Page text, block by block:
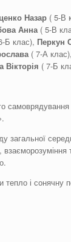
Назар ( 5-В
Анна ( 5-В
Б клас), Перкун
( 7-А клас),
Вікторія ( 7-Б
і сонячну